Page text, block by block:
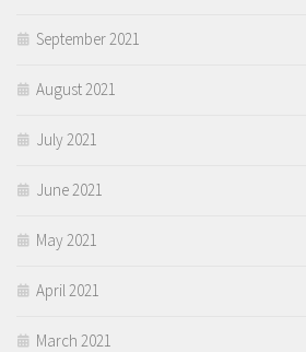
September 2021
August 2021
July 2021
June 2021
May 2021
April 2021
March 2021